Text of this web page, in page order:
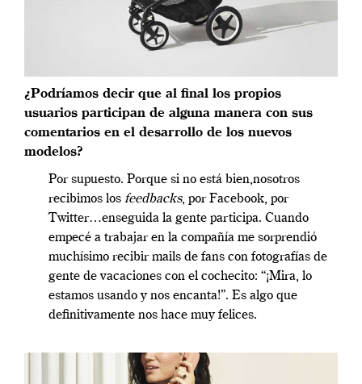
¿Podríamos decir que al final los propios
usuarios participan de alguna manera con sus
comentarios en el desarrollo de los nuevos
modelos?
Por supuesto. Porque si no está bien,nosotros
recibimos los feedbacks, por Facebook, por
Twitter…enseguida la gente participa. Cuando
empecé a trabajar en la compañía me sorprendió
muchísimo recibir mails de fans con fotografías de
gente de vacaciones con el cochecito: “¡Mira, lo
estamos usando y nos encanta!”. Es algo que
definitivamente nos hace muy felices.